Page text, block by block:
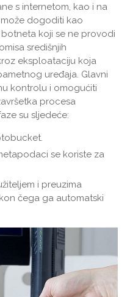
s internetom, kao i na
može dogoditi kao
koji se ne provodi
središnjih
eksploataciju koja
uređaja. Glavni
kontrolu i omogućiti
procesa
su sljedeće:
se koriste za
i preuzima
čega ga automatski